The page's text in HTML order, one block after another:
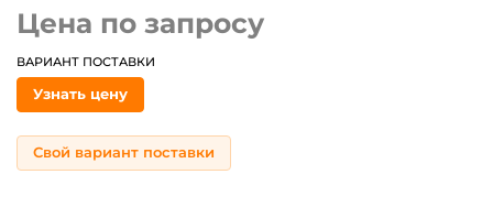
Цена по запросу
ВАРИАНТ ПОСТАВКИ
Узнать цену
Свой вариант поставки